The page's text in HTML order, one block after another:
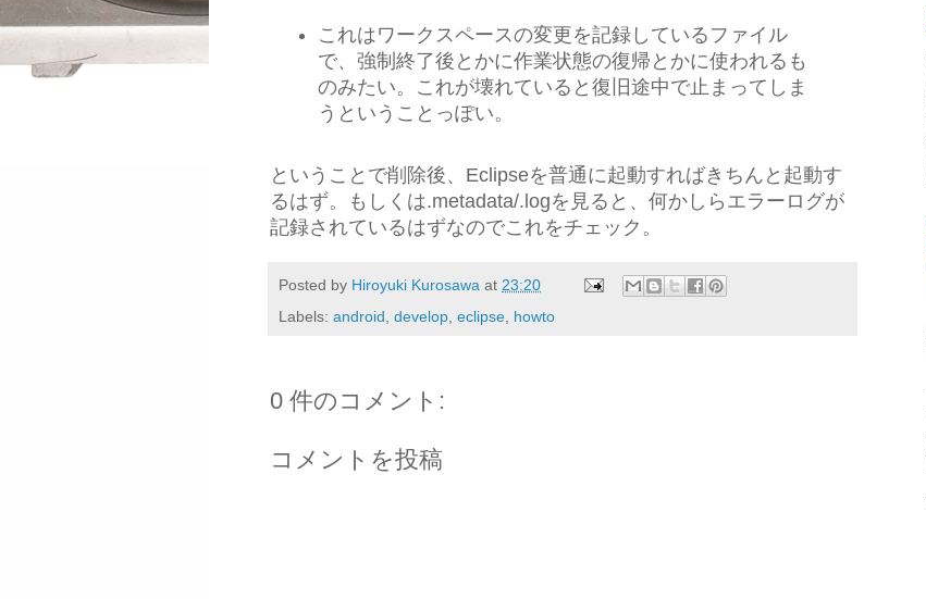
これはワークスペースの変更を記録しているファイル
で、強制終了後とかに作業状態の復帰とかに使われるも
のみたい。これが壊れていると復旧途中で止まってしま
うということっぽい。
ということで削除後、Eclipseを普通に起動すればきちんと起動す
るはず。もしくは.metadata/.logを見ると、何かしらエラーログが
記録されているはずなのでこれをチェック。
Posted by Hiroyuki Kurosawa at 23:20
Labels: android develop eclipse howto
0 件のコメント:
コメントを投稿